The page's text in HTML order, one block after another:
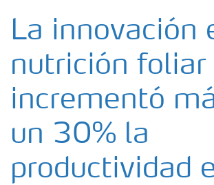
La innovación
nutrición foliar
incrementó
un 30% la
productividad